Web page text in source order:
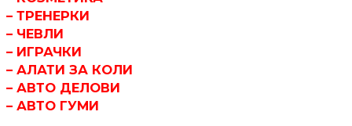
– ТРЕНЕРКИ
– ЧЕВЛИ
– ИГРАЧКИ
– АЛАТИ ЗА КОЛИ
– АВТО ДЕЛОВИ
– АВТО ГУМИ